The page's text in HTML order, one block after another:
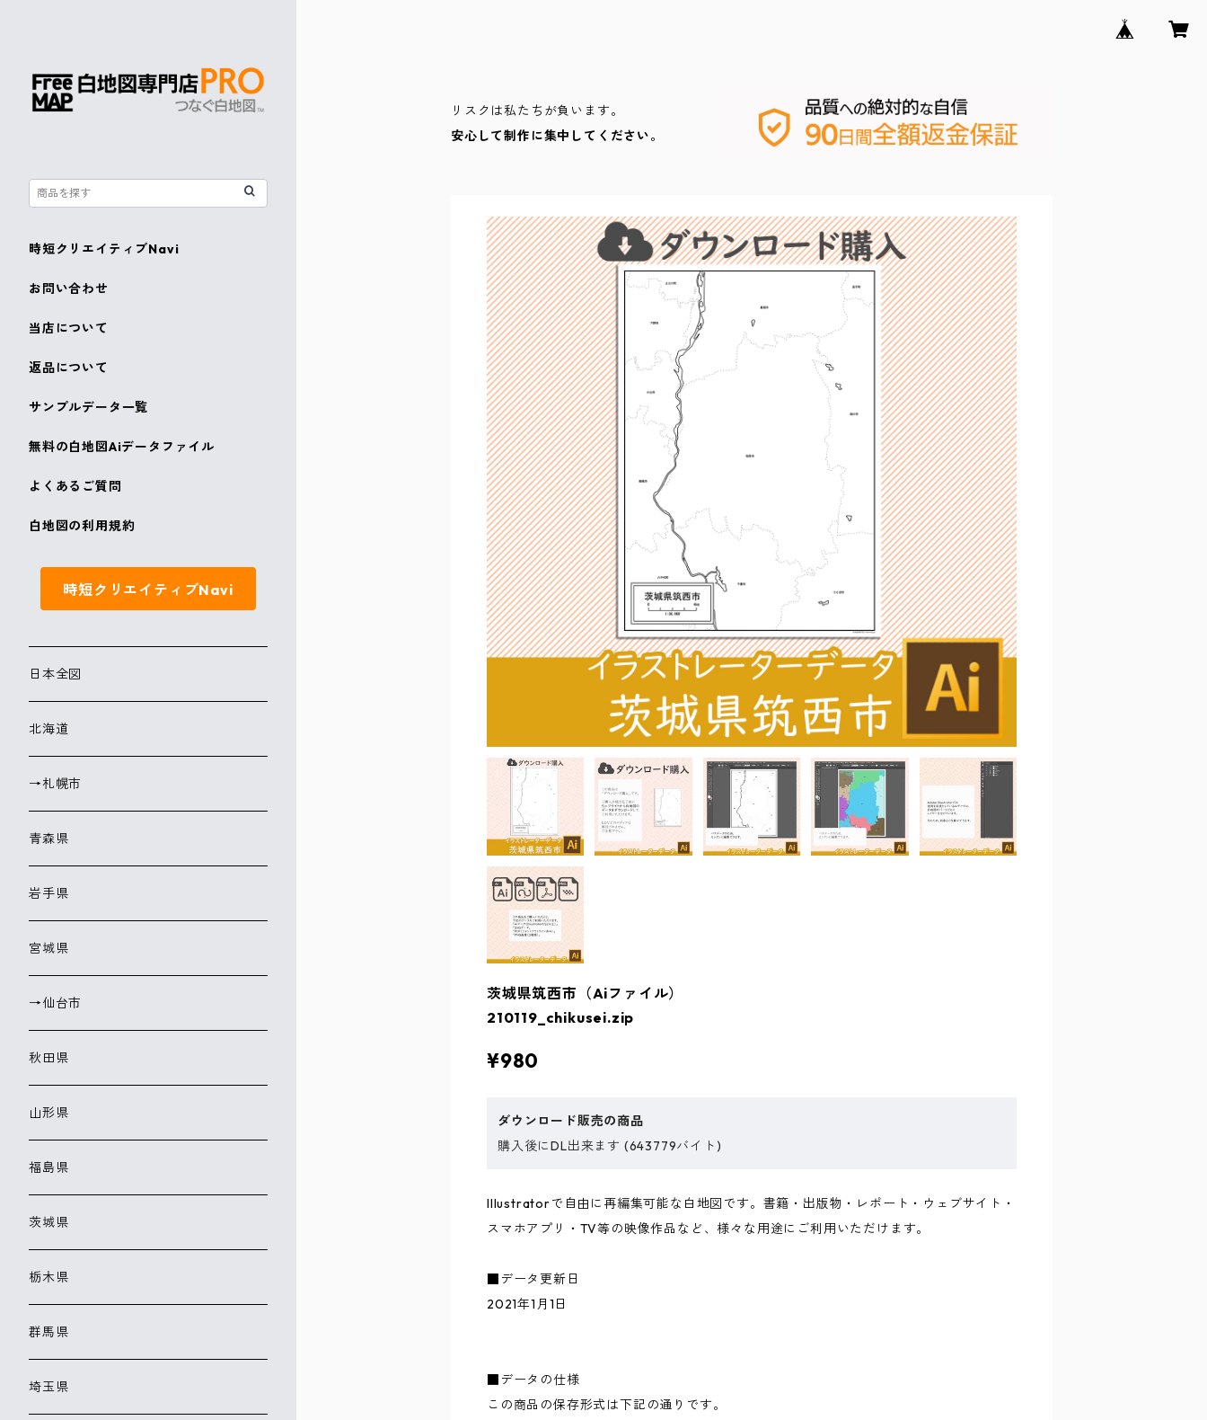
リスクは私たちが負います。
安心して制作に集中してください。
茨城県筑西市（Aiファイル）
210119_chikusei.zip
¥980
ダウンロード販売の商品
購入後にDL出来ます (643779バイト)
Illustratorで自由に再編集可能な白地図です。書籍・出版物・レポート・ウェブサイト・
スマホアプリ・TV等の映像作品など、様々な用途にご利用いただけます。
■データ更新日
2021年1月1日
■データの仕様
この商品の保存形式は下記の通りです。
時短クリエイティブNavi
お問い合わせ
当店について
返品について
サンプルデータ一覧
無料の白地図Aiデータファイル
よくあるご質問
白地図の利用規約
時短クリエイティブNavi
日本全図
北海道
→札幌市
青森県
岩手県
宮城県
→仙台市
秋田県
山形県
福島県
茨城県
栃木県
群馬県
埼玉県